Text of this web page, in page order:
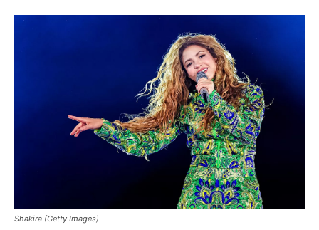
Shakira (Getty Images)